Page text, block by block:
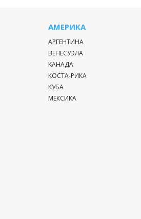
АМЕРИКА
АРГЕНТИНА
ВЕНЕСУЭЛА
КАНАДА
КОСТА-РИКА
КУБА
МЕКСИКА